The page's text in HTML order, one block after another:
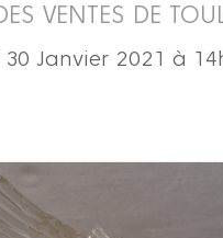
VENTES DE
30 Janvier 2021 à